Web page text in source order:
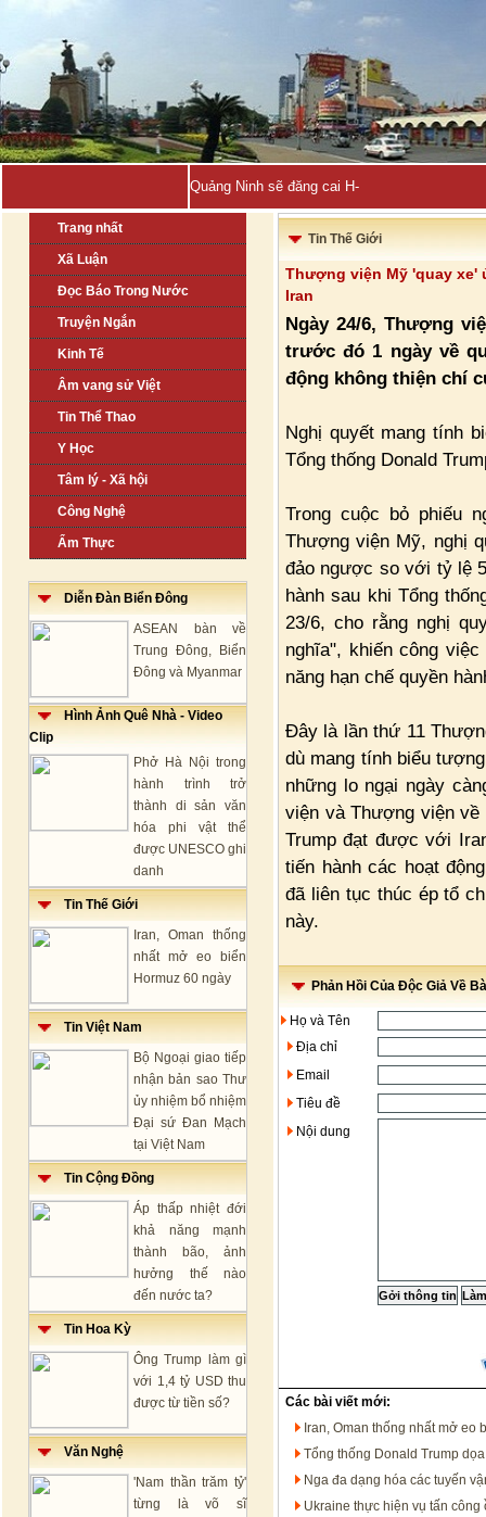
Quảng Ninh sẽ đăng cai Hội nghị Bộ trưởng_
Trang nhất
Xã Luận
Đọc Báo Trong Nước
Truyện Ngắn
Kinh Tế
Âm vang sử Việt
Tin Thể Thao
Y Học
Tâm lý - Xã hội
Công Nghệ
Ẩm Thực
Diễn Đàn Biển Đông
ASEAN bàn về
Trung Đông, Biển
Đông và Myanmar
Hình Ảnh Quê Nhà - Video
Clip
Phở Hà Nội trong
hành trình trở
thành di sản văn
hóa phi vật thể
được UNESCO ghi
danh
Tin Thế Giới
Iran, Oman thống
nhất mở eo biển
Hormuz 60 ngày
Tin Việt Nam
Bộ Ngoại giao tiếp
nhận bản sao Thư
ủy nhiệm bổ nhiệm
Đại sứ Đan Mạch
tại Việt Nam
Tin Cộng Đồng
Áp thấp nhiệt đới
khả năng mạnh
thành bão, ảnh
hưởng thế nào
đến nước ta?
Tin Hoa Kỳ
Ông Trump làm gì
với 1,4 tỷ USD thu
được từ tiền số?
Văn Nghệ
'Nam thần trăm tỷ'
từng là võ sĩ
Tin Thế Giới
Thượng viện Mỹ 'quay xe'
Iran
Ngày 24/6, Thượng
trước đó 1 ngày về
động không thiện chí
Nghị quyết mang tính
Tổng thống Donald
Trong cuộc bỏ phiếu
Thượng viện Mỹ, nghị
đảo ngược so với tỷ lệ
hành sau khi Tổng
23/6, cho rằng nghị
nghĩa", khiến công
năng hạn chế quyền
Đây là lần thứ 11
dù mang tính biểu
những lo ngại ngày
viện và Thượng viện về
Trump đạt được với
tiến hành các hoạt
đã liên tục thúc ép tổ
này.
Phản Hồi Của Độc Giả Về
Họ và Tên
Địa chỉ
Email
Tiêu đề
Nội dung
Các bài viết mới:
Iran, Oman thống nhất mở eo
Tổng thống Donald Trump
Nga đa dạng hóa các tuyến
Ukraine thực hiện vụ tấn công